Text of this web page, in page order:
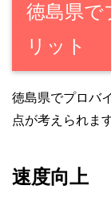
徳島県で
リット
徳島県でプロバ
点が考えられま
速度向上